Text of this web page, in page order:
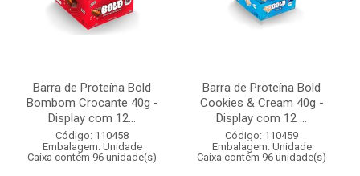
Barra de Proteína Bold
Bombom Crocante 40g -
Display com 12...
Código: 110458
Embalagem: Unidade
Caixa contém 96 unidade(s)
Barra de Proteína Bold
Cookies & Cream 40g -
Display com 12 ...
Código: 110459
Embalagem: Unidade
Caixa contém 96 unidade(s)